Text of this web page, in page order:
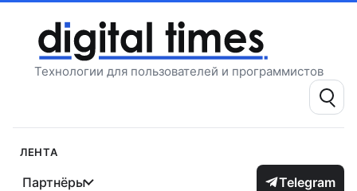
содержимому
Технологии для пользователей и программистов
Поиск:
Лента
Партнёры Telegram